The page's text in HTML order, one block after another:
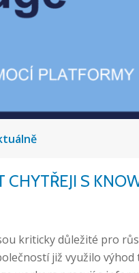
CHYTŘEJI S
kriticky důležité pro
již využilo